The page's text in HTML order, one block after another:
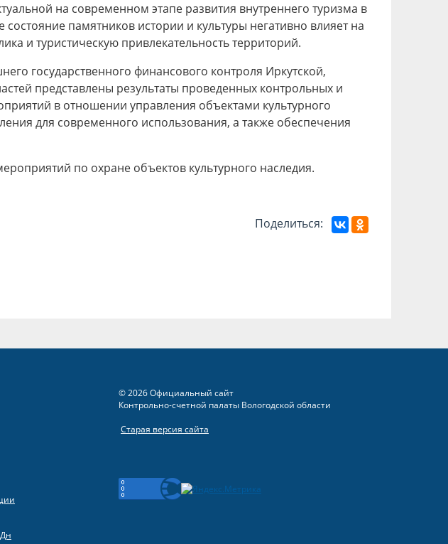
на современном этапе развития внутреннего туризма в
памятников истории и культуры негативно влияет на
и туристическую привлекательность территорий.
государственного финансового контроля Иркутской,
представлены результаты проведенных контрольных и
в отношении управления объектами культурного
для современного использования, а также обеспечения
по охране объектов культурного наследия.
Поделиться:
© 2026 Официальный сайт
Контрольно-счетной палаты Вологодской области
Старая версия сайта